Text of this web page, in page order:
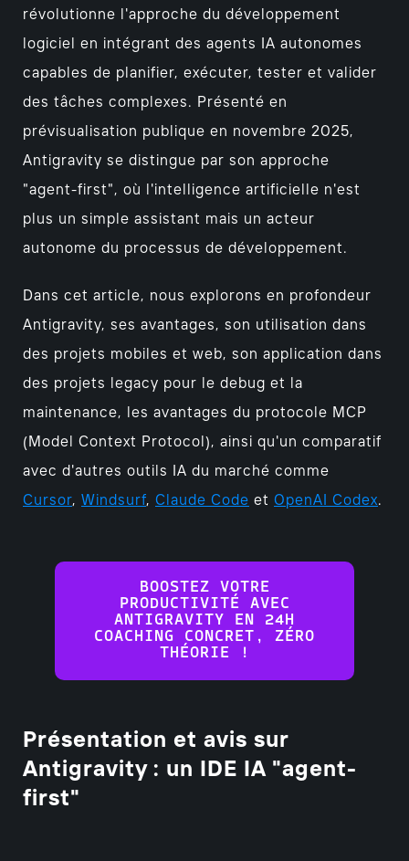
révolutionne l'approche du développement
logiciel en intégrant des agents IA autonomes
capables de planifier, exécuter, tester et valider
des tâches complexes. Présenté en
prévisualisation publique en novembre 2025,
Antigravity se distingue par son approche
"agent-first", où l'intelligence artificielle n'est
plus un simple assistant mais un acteur
autonome du processus de développement.
Dans cet article, nous explorons en profondeur
Antigravity, ses avantages, son utilisation dans
des projets mobiles et web, son application dans
des projets legacy pour le debug et la
maintenance, les avantages du protocole MCP
(Model Context Protocol), ainsi qu'un comparatif
avec d'autres outils IA du marché comme
Cursor, Windsurf, Claude Code et OpenAI Codex.
BOOSTEZ VOTRE
PRODUCTIVITÉ AVEC
ANTIGRAVITY EN 24H
COACHING CONCRET, ZÉRO
THÉORIE !
Présentation et avis sur
Antigravity : un IDE IA "agent-
first"